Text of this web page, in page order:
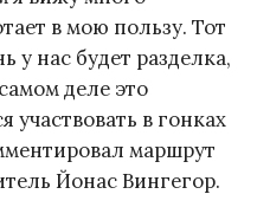
в мою пользу. Тот
у нас будет разделка,
деле это
участвовать в гонках
маршрут
Йонас Вингегор.